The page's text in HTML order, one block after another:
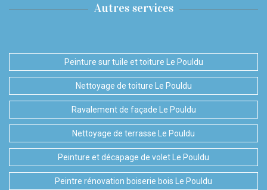
Autres services
Peinture sur tuile et toiture Le Pouldu
Nettoyage de toiture Le Pouldu
Ravalement de façade Le Pouldu
Nettoyage de terrasse Le Pouldu
Peinture et décapage de volet Le Pouldu
Peintre rénovation boiserie bois Le Pouldu